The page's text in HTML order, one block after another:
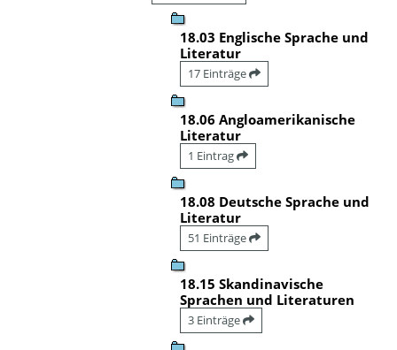
18.03 Englische Sprache und
Literatur
17 Einträge
18.06 Angloamerikanische
Literatur
1 Eintrag
18.08 Deutsche Sprache und
Literatur
51 Einträge
18.15 Skandinavische
Sprachen und Literaturen
3 Einträge